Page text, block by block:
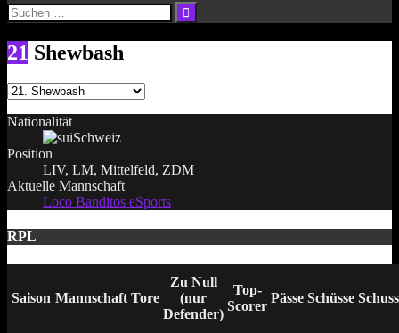
Suchen
nach:
21 Shewbash
Nationalität
Schweiz
Position
LIV, LM, Mittelfeld, ZDM
Aktuelle Mannschaft
Loco Banditos eSports
RPL
Saison Mannschaft Tore
Zu Null
(nur
Defender)
Top-
Scorer
Pässe Schüsse